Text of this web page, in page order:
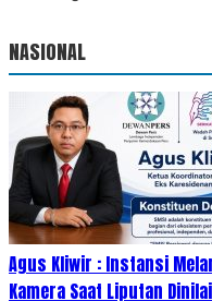
NASIONAL
Agus Kliwir : Instansi
Kamera Saat Liputan